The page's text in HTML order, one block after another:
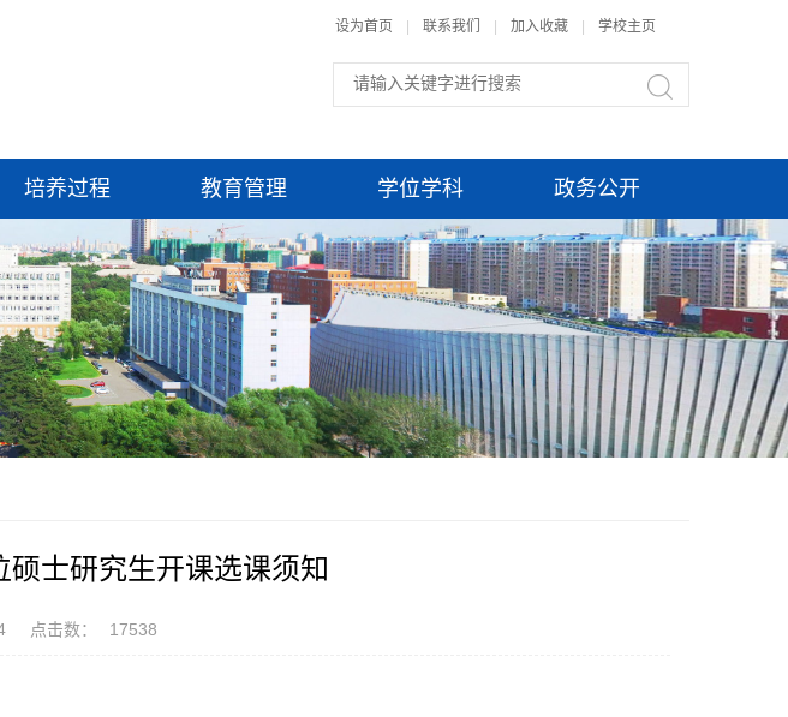
设为首页 联系我们 加入收藏 学校主页
培养过程 教育管理 学位学科 政务公开
士研究生开课选课须知
点击数： 17538